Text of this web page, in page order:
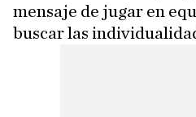
mensaje de jugar en
buscar las